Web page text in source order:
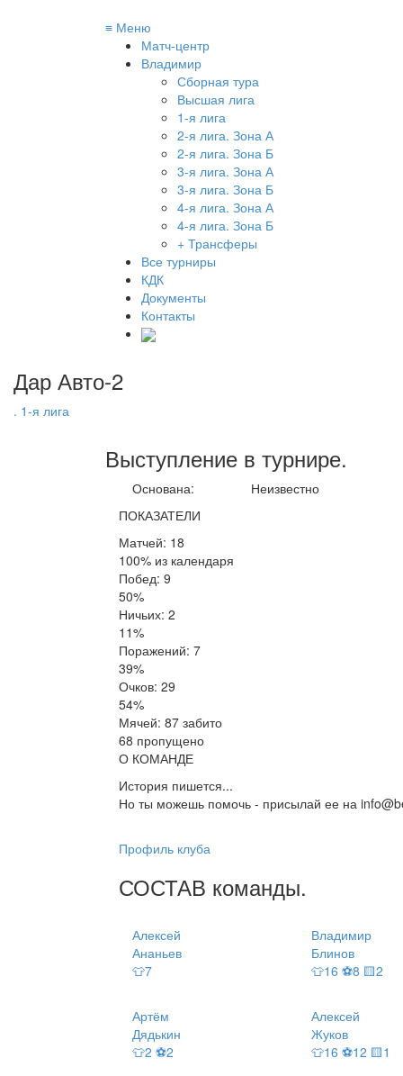
≡ Меню
Матч-центр
Владимир
Сборная тура
Высшая лига
1-я лига
2-я лига. Зона А
2-я лига. Зона Б
3-я лига. Зона А
3-я лига. Зона Б
4-я лига. Зона А
4-я лига. Зона Б
+ Трансферы
Все турниры
КДК
Документы
Контакты
Дар Авто-2
. 1-я лига
Выступление в турнире.
Основана:
Неизвестно
ПОКАЗАТЕЛИ
Матчей: 18
100% из календаря
Побед: 9
50%
Ничьих: 2
11%
Поражений: 7
39%
Очков: 29
54%
Мячей: 87 забито
68 пропущено
О КОМАНДЕ
История пишется...
Но ты можешь помочь - присылай ее на
Профиль клуба
СОСТАВ команды.
Алексей
Ананьев
👕7
Владимир
Блинов
👕16 ⚽8 🟨2
Артём
Дядькин
👕2 ⚽2
Алексей
Жуков
👕16 ⚽12 🟨1